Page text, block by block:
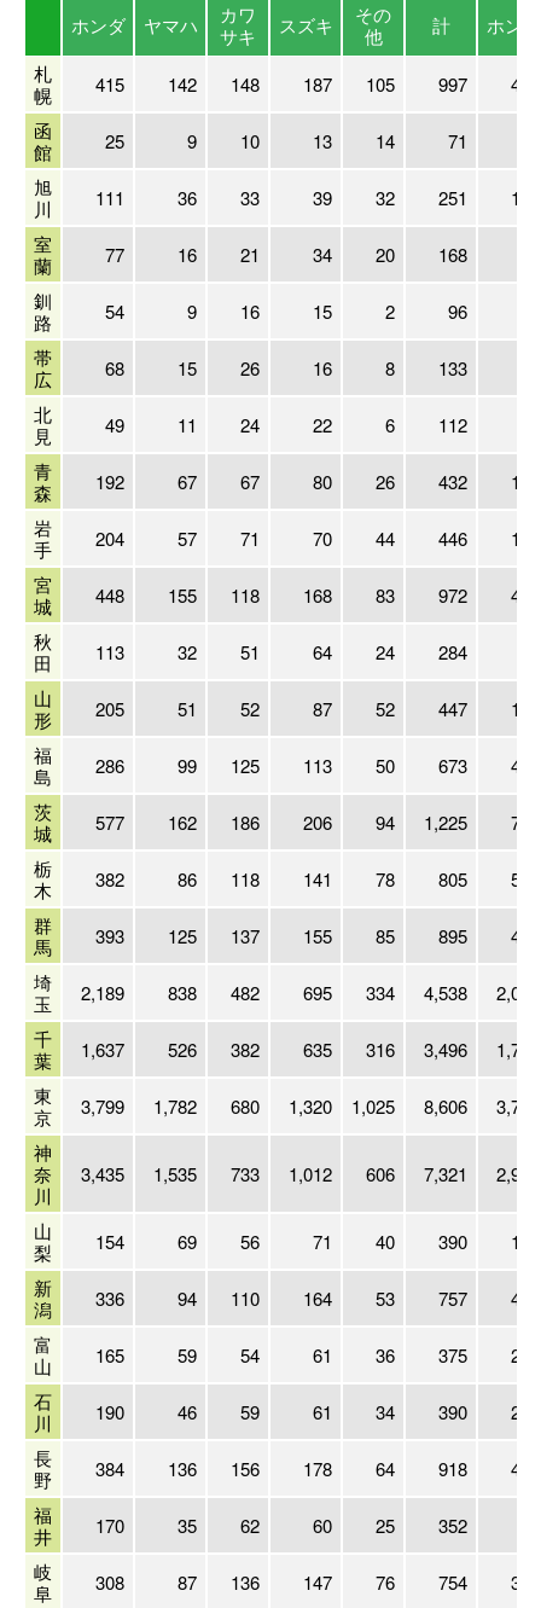
ホンダ ヤマハ
カワ
サキ
スズキ
その
他
計
ホンダ
札
幌
415 142 148 187 105 997
409
函
館
25 9 10 13 14 71
旭
川
111 36 33 39 32 251
121
室
蘭
77 16 21 34 20 168
釧
路
54 9 16 15 2 96
帯
広
68 15 26 16 8 133
北
見
49 11 24 22 6 112
青
森
192 67 67 80 26 432
176
岩
手
204 57 71 70 44 446
190
宮
城
448 155 118 168 83 972
436
秋
田
113 32 51 64 24 284
山
形
205 51 52 87 52 447
198
福
島
286 99 125 113 50 673
425
茨
城
577 162 186 206 94 1,225
798
栃
木
382 86 118 141 78 805
565
群
馬
393 125 137 155 85 895
498
埼
玉
2,189 838 482 695 334 4,538
2,084
千
葉
1,637 526 382 635 316 3,496
1,728
東
京
3,799 1,782 680 1,320 1,025 8,606
3,738
神
奈
川
3,435 1,535 733 1,012 606 7,321 2,943
山
梨
154 69 56 71 40 390
191
新
潟
336 94 110 164 53 757
412
富
山
165 59 54 61 36 375
228
石
川
190 46 59 61 34 390
210
長
野
384 136 156 178 64 918
474
福
井
170 35 62 60 25 352
岐
阜
308 87 136 147 76 754
394